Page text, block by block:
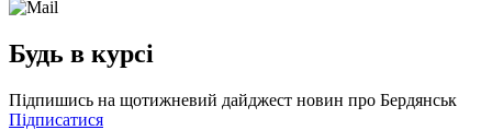
Будь в курсі
Підпишись на щотижневий дайджест новин про Бердянськ
Підписатися